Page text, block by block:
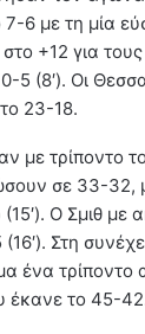
7-6 με τη μία
+12 για
0-5 (8′). Οι
23-18.
με τρίποντο
σε 33-32,
Ο Σμιθ
Στη
ένα τρίποντο
έκανε το 45-